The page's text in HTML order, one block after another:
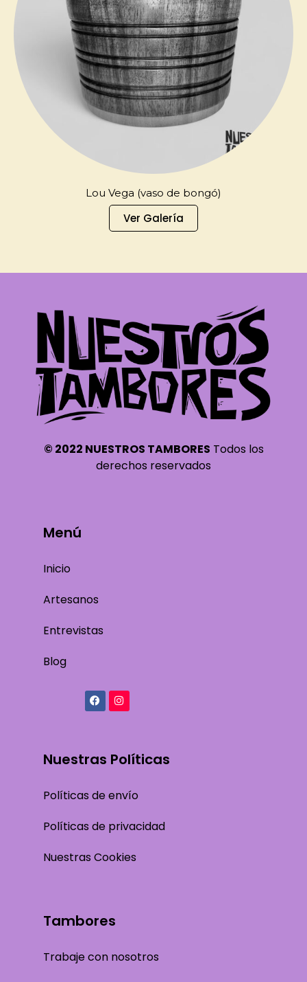
Lou Vega (vaso de bongó)
Ver Galería
© 2022 NUESTROS TAMBORES Todos los
derechos reservados
Menú
Inicio
Artesanos
Entrevistas
Blog
Nuestras Políticas
Políticas de envío
Políticas de privacidad
Nuestras Cookies
Tambores
Trabaje con nosotros